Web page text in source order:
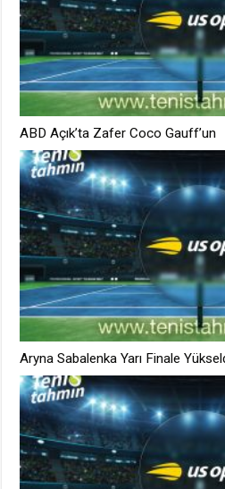
ABD Açık’ta Zafer Coco Gauff’un
Aryna Sabalenka Yarı Finale